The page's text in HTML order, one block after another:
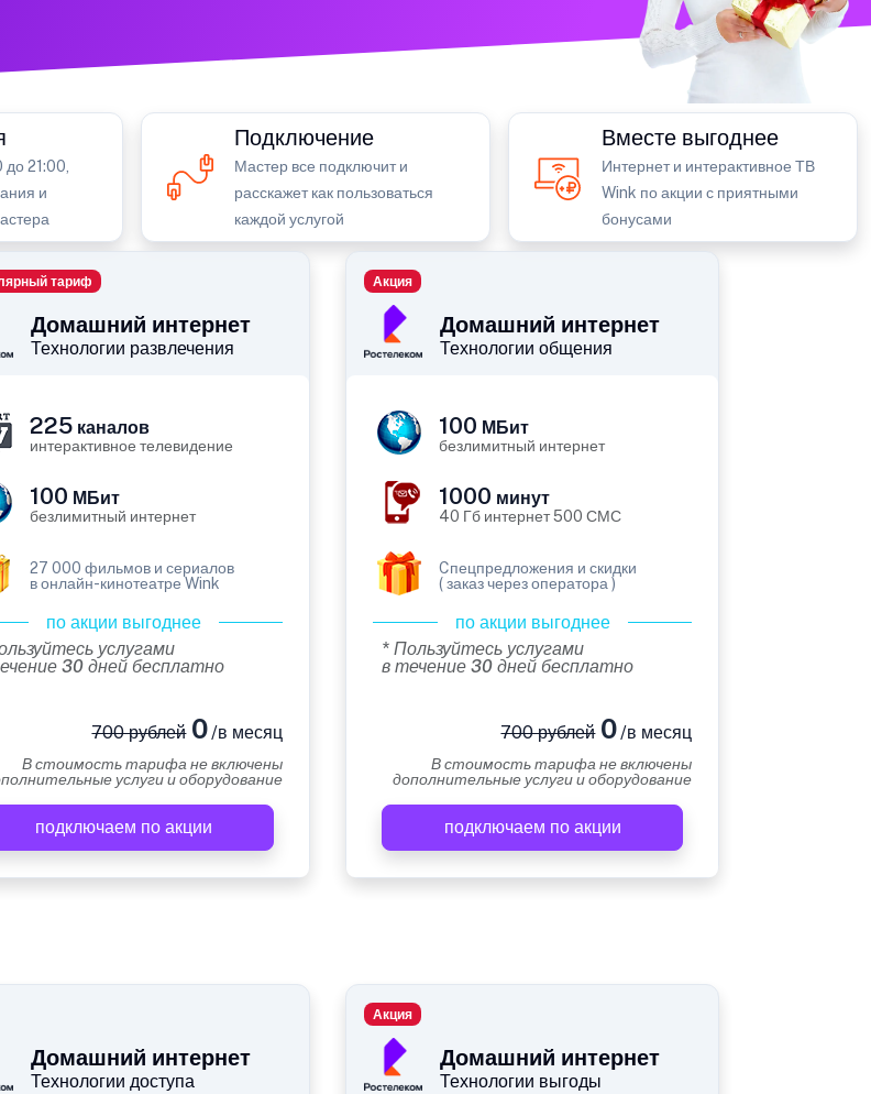
до 21:00,
и
Подключение
Мастер все подключит и
расскажет как пользоваться
каждой услугой
Вместе выгоднее
Интернет и интерактивное ТВ
Wink по акции с приятными
бонусами
Домашний интернет
Технологии развлечения
тариф
225 каналов
интерактивное телевидение
100 МБит
безлимитный интернет
27 000 фильмов и сериалов
в онлайн-кинотеатре Wink
по акции выгоднее
услугами
30 дней бесплатно
700 рублей0/в месяц
В стоимость тарифа не включены
услуги и оборудование
подключаем по акции
Домашний интернет
Технологии общения
Акция
100 МБит
безлимитный интернет
1000 минут
40 Гб интернет 500 СМС
Cпецпредложения и скидки
( заказ через оператора )
по акции выгоднее
* Пользуйтесь услугами
в течение 30 дней бесплатно
700 рублей0/в месяц
В стоимость тарифа не включены
дополнительные услуги и оборудование
подключаем по акции
Домашний интернет
Технологии доступа
Домашний интернет
Технологии выгоды
Акция